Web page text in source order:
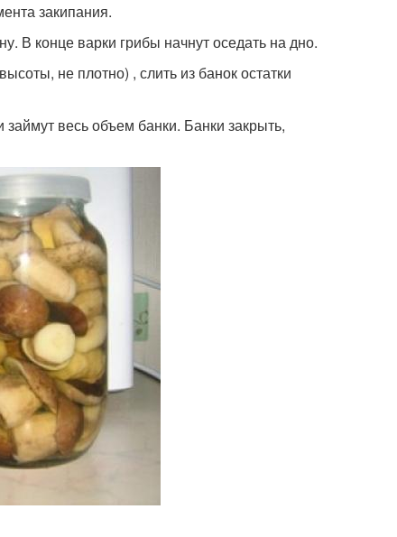
закипания.
В конце варки грибы начнут оседать на дно.
не плотно) , слить из банок остатки
весь объем банки. Банки закрыть,